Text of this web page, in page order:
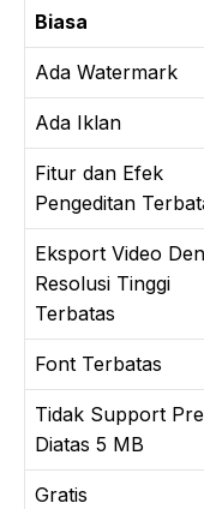
Biasa
Ada Watermark
Ada Iklan
Fitur dan Efek
Pengeditan
Eksport Video
Resolusi Tinggi
Terbatas
Font Terbatas
Tidak Support
Diatas 5 MB
Gratis